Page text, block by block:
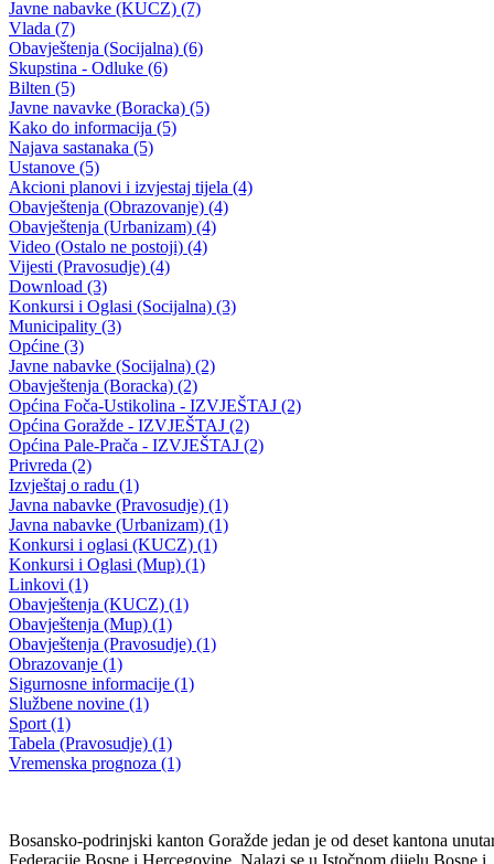
Ministarstvo obrazovanja nagradilo učenike generacije
26.06.2007